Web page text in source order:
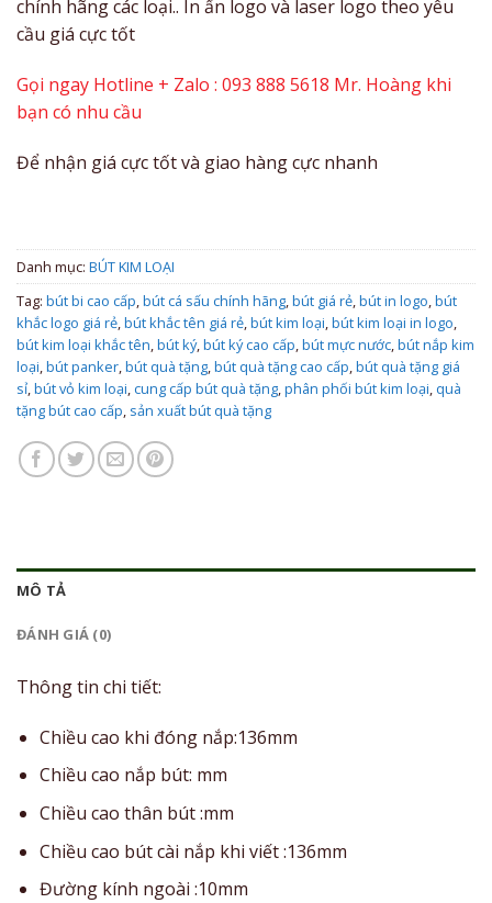
chính hãng các loại.. In ấn logo và laser logo theo yêu
cầu giá cực tốt
Gọi ngay Hotline + Zalo : 093 888 5618 Mr. Hoàng khi
bạn có nhu cầu
Để nhận giá cực tốt và giao hàng cực nhanh
Danh mục: BÚT KIM LOẠI
Tag: bút bi cao cấp,bút cá sấu chính hãng,bút giá rẻ,bút in logo,bút
khắc logo giá rẻ,bút khắc tên giá rẻ,bút kim loại,bút kim loại in logo,
bút kim loại khắc tên,bút ký,bút ký cao cấp,bút mực nước,bút nắp kim
loại,bút panker,bút quà tặng,bút quà tặng cao cấp,bút quà tặng giá
sỉ,bút vỏ kim loại,cung cấp bút quà tặng,phân phối bút kim loại, quà
tặng bút cao cấp, sản xuất bút quà tặng
MÔ TẢ
ĐÁNH GIÁ (0)
Thông tin chi tiết:
Chiều cao khi đóng nắp:136mm
Chiều cao nắp bút: mm
Chiều cao thân bút :mm
Chiều cao bút cài nắp khi viết :136mm
Đường kính ngoài :10mm